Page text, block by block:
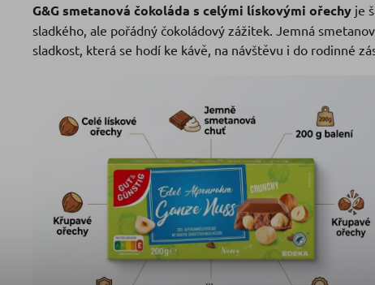
G&G smetanová čokoláda s celými lískovými ořechy je
sladkého, ale pořádný čokoládový zážitek. Jemná
sladkost, která se hodí ke kávě, na návštěvu i do rodinné